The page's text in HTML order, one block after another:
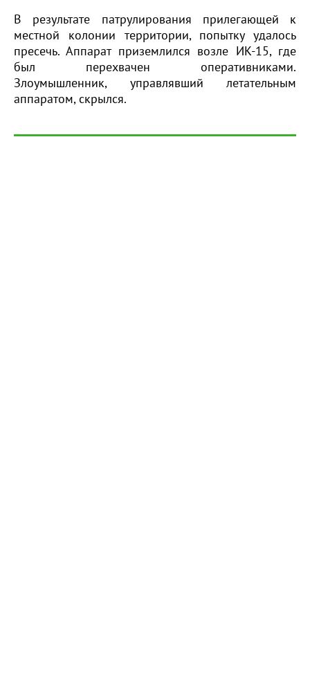
В результате патрулирования прилегающей к
местной колонии территории, попытку удалось
пресечь. Аппарат приземлился возле ИК-15, где
был перехвачен оперативниками.
Злоумышленник, управлявший летательным
аппаратом, скрылся.